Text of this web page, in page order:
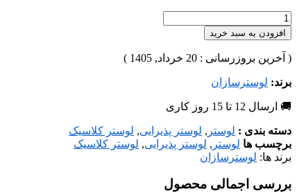
افزودن به سبد خرید
( آخرین بروزرسانی : 20 خرداد, 1405 )
برند: لوسترسازان
🚚 ارسال 12 تا 15 روز کاری
دسته بندی : لوستر , لوستر پذیرایی, لوستر کلاسیک
برچسب ها لوستر , لوستر پذیرایی, لوستر کلاسیک
برند ها: لوسترسازان
بررسی اجمالی محصول